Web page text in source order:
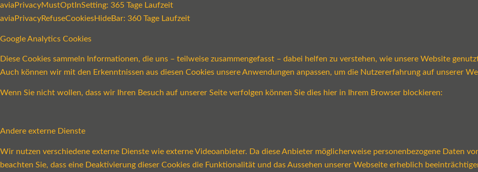
aviaPrivacyMustOptInSetting: 365 Tage Laufzeit
aviaPrivacyRefuseCookiesHideBar: 360 Tage Laufzeit
Google Analytics Cookies
Diese Cookies sammeln Informationen, die uns – teilweise zusammengefasst – dabei helfen zu verstehen, wie unsere Website
Auch können wir mit den Erkenntnissen aus diesen Cookies unsere Anwendungen anpassen, um die Nutzererfahrung auf unserer
Wenn Sie nicht wollen, dass wir Ihren Besuch auf unserer Seite verfolgen können Sie dies hier in Ihrem Browser blockieren:
Andere externe Dienste
Wir nutzen verschiedene externe Dienste wie externe Videoanbieter. Da diese Anbieter möglicherweise personenbezogene Daten
beachten Sie, dass eine Deaktivierung dieser Cookies die Funktionalität und das Aussehen unserer Webseite erheblich